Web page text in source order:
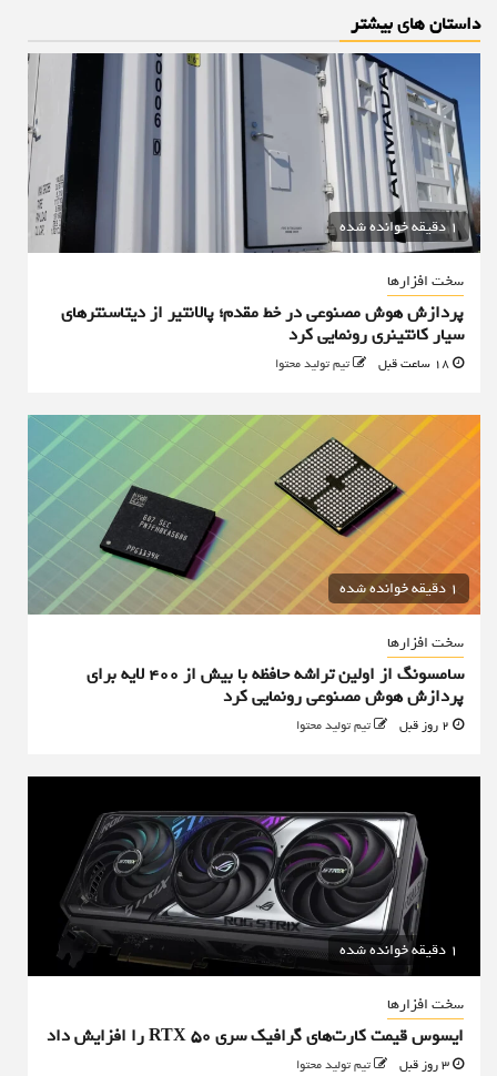
داستان های بیشتر
1 دقیقه خوانده شده
سخت افزارها
پردازش هوش مصنوعی در خط مقدم؛ پالانتیر از دیتاسنترهای
سیار کانتینری رونمایی کرد
تیم تولید محتوا
1 دقیقه خوانده شده
سخت افزارها
سامسونگ از اولین تراشه حافظه با بیش از ۴۰۰ لایه برای
پردازش هوش مصنوعی رونمایی کرد
تیم تولید محتوا
1 دقیقه خوانده شده
سخت افزارها
ایسوس قیمت کارت‌های گرافیک سری RTX 50 را افزایش داد
تیم تولید محتوا